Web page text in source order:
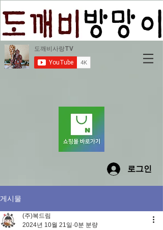
로그인
게시물
(주)복드림
2024년 10월 21일 0분 분량